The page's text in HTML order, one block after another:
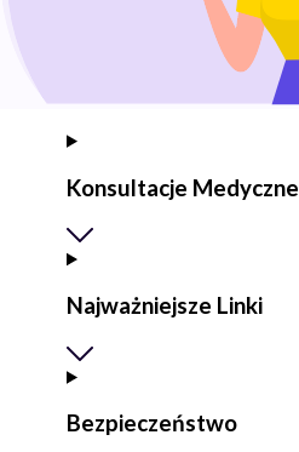
Konsultacje Medyczne
Najważniejsze Linki
Bezpieczeństwo